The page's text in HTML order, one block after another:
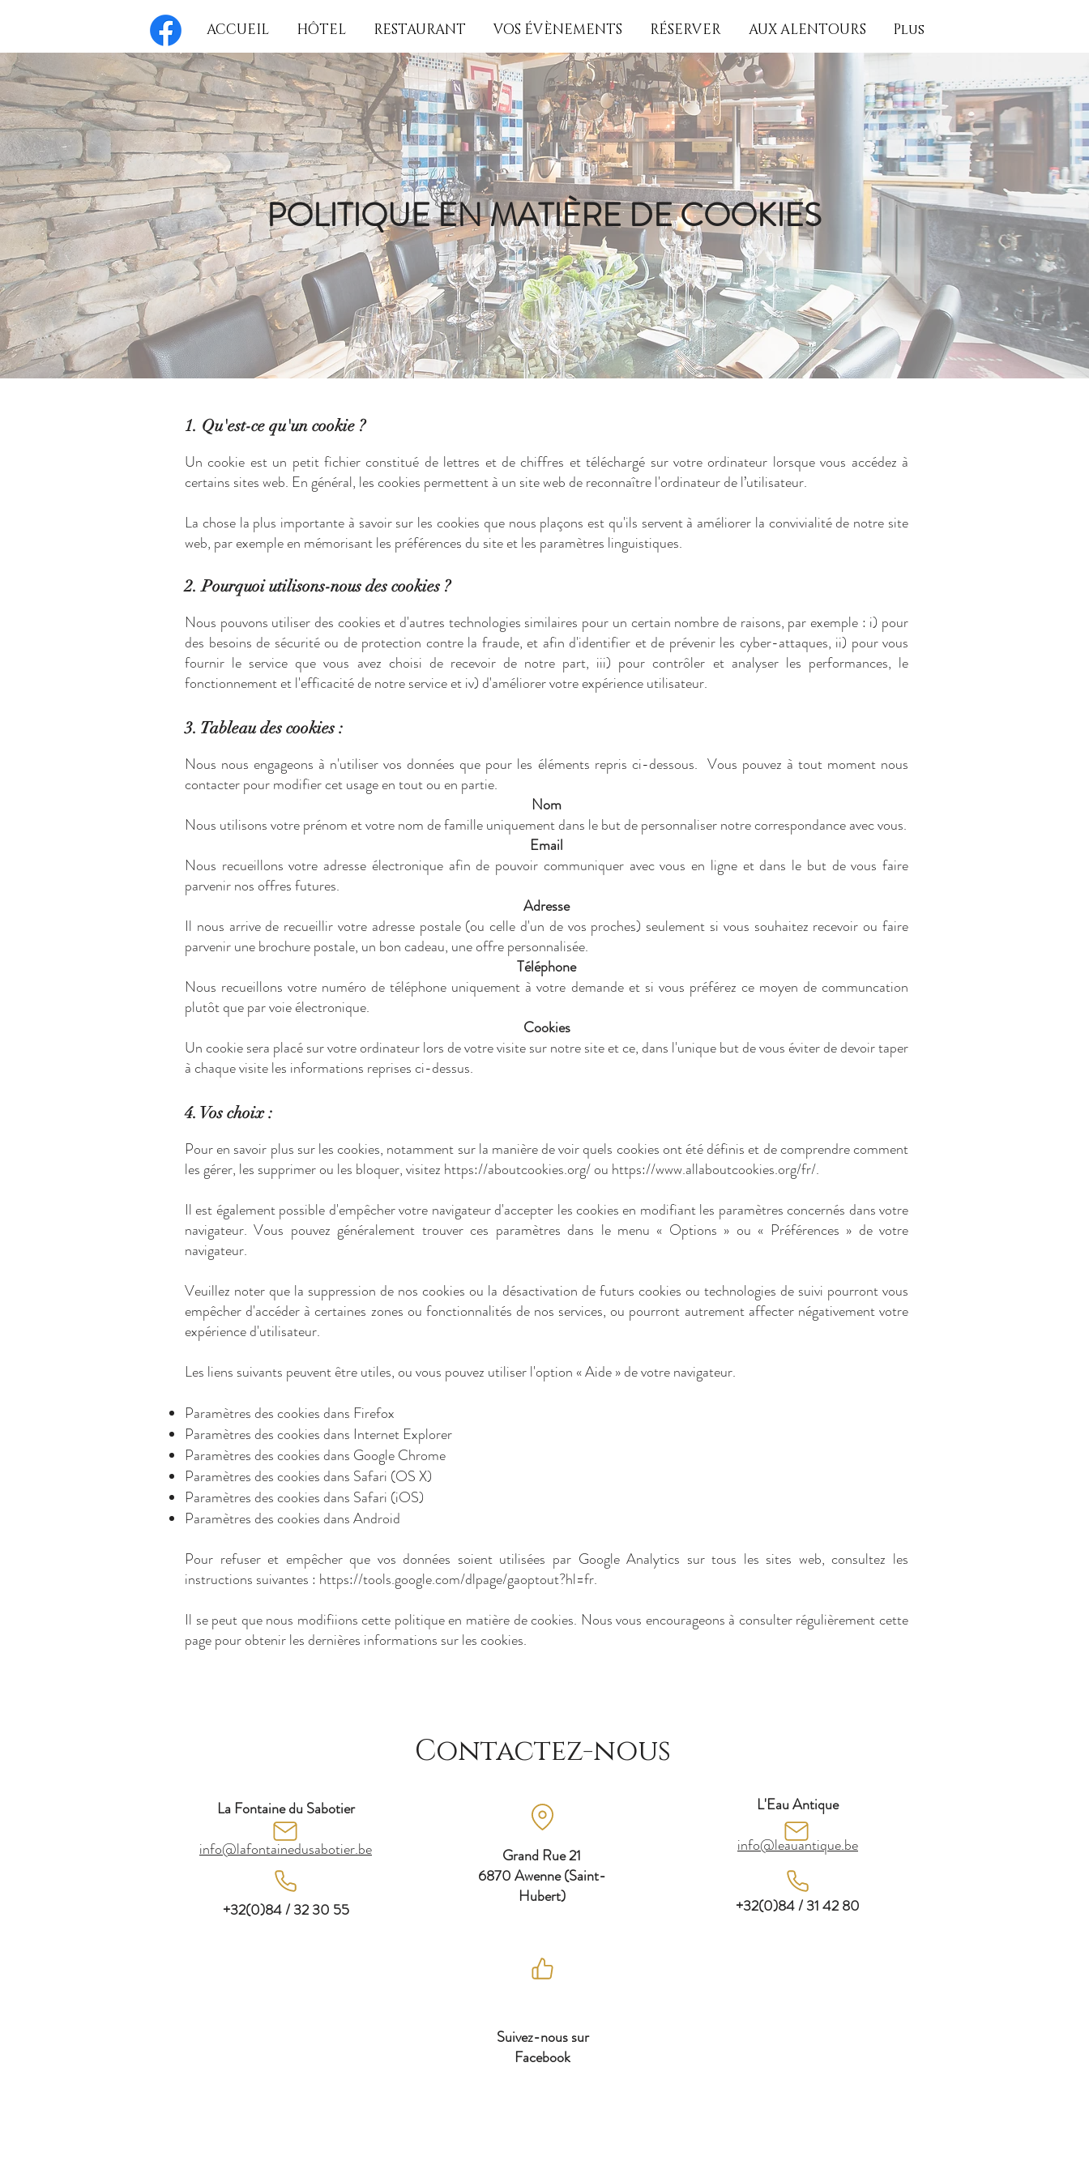
ACCUEIL HÔTEL RESTAURANT VOS ÉVÈNEMENTS RÉSERVER AUX ALENTOURS Plus
POLITIQUE EN MATIÈRE DE COOKIES
1. Qu'est-ce qu'un cookie ?
Un cookie est un petit fichier constitué de lettres et de chiffres et téléchargé sur votre ordinateur lorsque vous accédez à
certains sites web. En général, les cookies permettent à un site web de reconnaître l'ordinateur de l’utilisateur.
La chose la plus importante à savoir sur les cookies que nous plaçons est qu'ils servent à améliorer la convivialité de notre site
web, par exemple en mémorisant les préférences du site et les paramètres linguistiques.
2. Pourquoi utilisons-nous des cookies ?
Nous pouvons utiliser des cookies et d'autres technologies similaires pour un certain nombre de raisons, par exemple : i) pour
des besoins de sécurité ou de protection contre la fraude, et afin d'identifier et de prévenir les cyber-attaques, ii) pour vous
fournir le service que vous avez choisi de recevoir de notre part, iii) pour contrôler et analyser les performances, le
fonctionnement et l'efficacité de notre service et iv) d'améliorer votre expérience utilisateur.
3. Tableau des cookies :
Nous nous engageons à n'utiliser vos données que pour les éléments repris ci-dessous. Vous pouvez à tout moment nous
contacter pour modifier cet usage en tout ou en partie.
Nom
Nous utilisons votre prénom et votre nom de famille uniquement dans le but de personnaliser notre correspondance avec vous.
Email
Nous recueillons votre adresse électronique afin de pouvoir communiquer avec vous en ligne et dans le but de vous faire
parvenir nos offres futures.
Adresse
Il nous arrive de recueillir votre adresse postale (ou celle d'un de vos proches) seulement si vous souhaitez recevoir ou faire
parvenir une brochure postale, un bon cadeau, une offre personnalisée.
Téléphone
Nous recueillons votre numéro de téléphone uniquement à votre demande et si vous préférez ce moyen de communcation
plutôt que par voie électronique.
Cookies
Un cookie sera placé sur votre ordinateur lors de votre visite sur notre site et ce, dans l'unique but de vous éviter de devoir taper
à chaque visite les informations reprises ci-dessus.
4. Vos choix :
Pour en savoir plus sur les cookies, notamment sur la manière de voir quels cookies ont été définis et de comprendre comment
les gérer, les supprimer ou les bloquer, visitez https://aboutcookies.org/ou https://www.allaboutcookies.org/fr/.
Il est également possible d'empêcher votre navigateur d'accepter les cookies en modifiant les paramètres concernés dans votre
navigateur. Vous pouvez généralement trouver ces paramètres dans le menu « Options » ou « Préférences » de votre
navigateur.
Veuillez noter que la suppression de nos cookies ou la désactivation de futurs cookies ou technologies de suivi pourront vous
empêcher d'accéder à certaines zones ou fonctionnalités de nos services, ou pourront autrement affecter négativement votre
expérience d'utilisateur.
Les liens suivants peuvent être utiles, ou vous pouvez utiliser l'option « Aide » de votre navigateur.
Paramètres des cookies dans Firefox
Paramètres des cookies dans Internet Explorer
Paramètres des cookies dans Google Chrome
Paramètres des cookies dans Safari (OS X)
Paramètres des cookies dans Safari (iOS)
Paramètres des cookies dans Android
Pour refuser et empêcher que vos données soient utilisées par Google Analytics sur tous les sites web, consultez les
instructions suivantes : https://tools.google.com/dlpage/gaoptout?hl=fr.
Il se peut que nous modifiions cette politique en matière de cookies. Nous vous encourageons à consulter régulièrement cette
page pour obtenir les dernières informations sur les cookies.
Contactez-nous
La Fontaine du Sabotier
info@lafontainedusabotier.be
+32(0)84 / 32 30 55
Grand Rue 21
6870 Awenne (Saint-
Hubert)
L'Eau Antique
info@leauantique.be
+32(0)84 / 31 42 80
Suivez-nous sur
Facebook